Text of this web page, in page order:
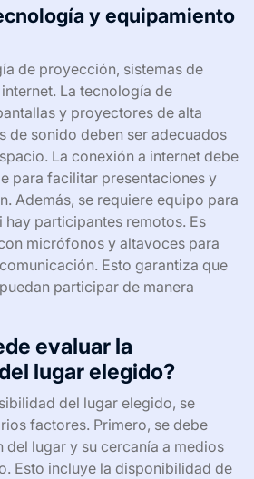
y equipamiento
de proyección, sistemas de
La tecnología de
y proyectores de alta
de sonido deben ser adecuados
La conexión a internet debe
para facilitar presentaciones y
Además, se requiere equipo para
participantes remotos. Es
micrófonos y altavoces para
Esto garantiza que
participar de manera
evaluar la
lugar elegido?
del lugar elegido, se
factores. Primero, se debe
lugar y su cercanía a medios
Esto incluye la disponibilidad de